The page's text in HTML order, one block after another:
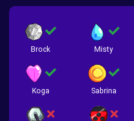
Brock Misty
Koga Sabrina